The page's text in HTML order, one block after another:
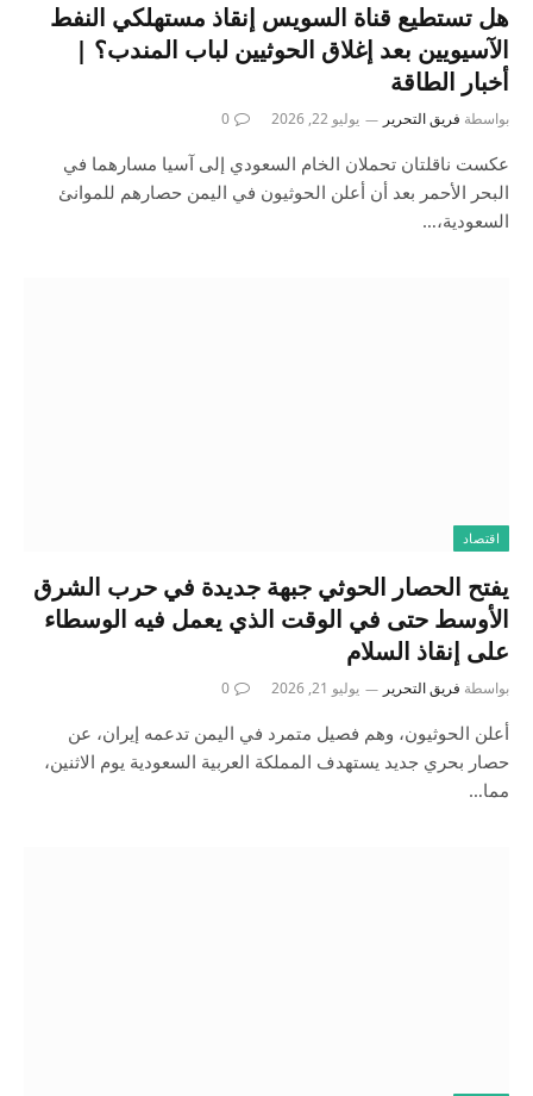
هل تستطيع قناة السويس إنقاذ مستهلكي النفط
الآسيويين بعد إغلاق الحوثيين لباب المندب؟ |
أخبار الطاقة
بواسطة فريق التحرير يوليو 22, 2026 0
عكست ناقلتان تحملان الخام السعودي إلى آسيا مسارهما في
البحر الأحمر بعد أن أعلن الحوثيون في اليمن حصارهم للموانئ
السعودية،…
اقتصاد
يفتح الحصار الحوثي جبهة جديدة في حرب الشرق
الأوسط حتى في الوقت الذي يعمل فيه الوسطاء
على إنقاذ السلام
بواسطة فريق التحرير يوليو 21, 2026 0
أعلن الحوثيون، وهم فصيل متمرد في اليمن تدعمه إيران، عن
حصار بحري جديد يستهدف المملكة العربية السعودية يوم الاثنين،
مما…